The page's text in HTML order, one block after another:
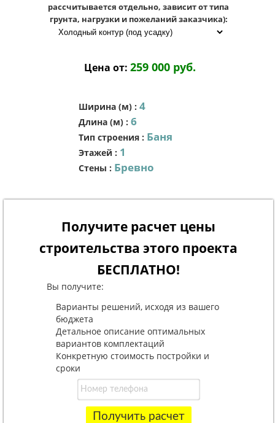
рассчитывается отдельно, зависит от типа
грунта, нагрузки и пожеланий заказчика):
Цена от: 259 000 руб.
Ширина (м) : 4
Длина (м) : 6
Тип строения : Баня
Этажей : 1
Стены : Бревно
Получите расчет цены
строительства этого проекта
БЕСПЛАТНО!
Вы получите:
Варианты решений, исходя из вашего
бюджета
Детальное описание оптимальных
вариантов комплектаций
Конкретную стоимость постройки и
сроки
Получить расчет